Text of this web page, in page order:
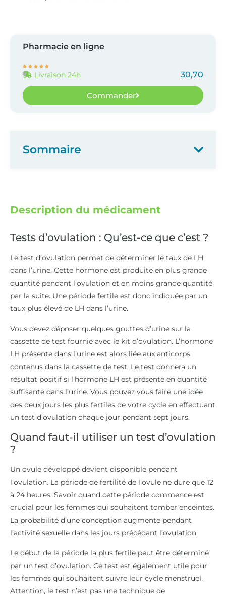
Pharmacie en ligne
    
Livraison 24h 30,70
Commander
Description du médicament
Tests d’ovulation : Qu’est-ce que c’est ?
Le test d’ovulation permet de déterminer le taux de LH
dans l’urine. Cette hormone est produite en plus grande
quantité pendant l’ovulation et en moins grande quantité
par la suite. Une période fertile est donc indiquée par un
taux plus élevé de LH dans l’urine.
Vous devez déposer quelques gouttes d’urine sur la
cassette de test fournie avec le kit d’ovulation. L’hormone
LH présente dans l’urine est alors liée aux anticorps
contenus dans la cassette de test. Le test donnera un
résultat positif si l’hormone LH est présente en quantité
suffisante dans l’urine. Vous pouvez vous faire une idée
des deux jours les plus fertiles de votre cycle en effectuant
un test d’ovulation chaque jour pendant sept jours.
Quand faut-il utiliser un test d’ovulation
?
Un ovule développé devient disponible pendant
l’ovulation. La période de fertilité de l’ovule ne dure que 12
à 24 heures. Savoir quand cette période commence est
crucial pour les femmes qui souhaitent tomber enceintes.
La probabilité d’une conception augmente pendant
l’activité sexuelle dans les jours précédant l’ovulation.
Le début de la période la plus fertile peut être déterminé
par un test d’ovulation. Ce test est également utile pour
les femmes qui souhaitent suivre leur cycle menstruel.
Attention, le test n’est pas une technique de
Sommaire